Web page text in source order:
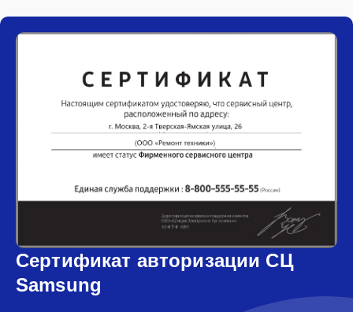
Сертификат авторизации СЦ
Samsung